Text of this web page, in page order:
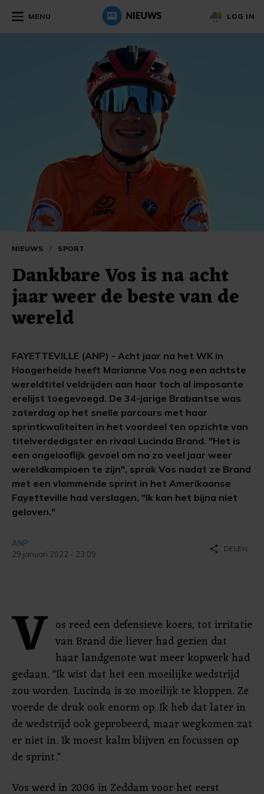
MENU LOG IN
NIEUWS / SPORT
Dankbare Vos is na acht
jaar weer de beste van de
wereld
FAYETTEVILLE (ANP) - Acht jaar na het WK in
Hoogerheide heeft Marianne Vos nog een achtste
wereldtitel veldrijden aan haar toch al imposante
erelijst toegevoegd. De 34-jarige Brabantse was
zaterdag op het snelle parcours met haar
sprintkwaliteiten in het voordeel ten opzichte van
titelverdedigster en rivaal Lucinda Brand. "Het is
een ongelooflijk gevoel om na zo veel jaar weer
wereldkampioen te zijn", sprak Vos nadat ze Brand
met een vlammende sprint in het Amerikaanse
Fayetteville had verslagen. "Ik kan het bijna niet
geloven."
ANP
29 januari 2022 - 23:09
share DELEN
V os reed een defensieve koers, tot irritatie
van Brand die liever had gezien dat
haar landgenote wat meer kopwerk had
gedaan. "Ik wist dat het een moeilijke wedstrijd
zou worden. Lucinda is zo moeilijk te kloppen. Ze
voerde de druk ook enorm op. Ik heb dat later in
de wedstrijd ook geprobeerd, maar wegkomen zat
er niet in. Ik moest kalm blijven en focussen op
de sprint."
Vos werd in 2006 in Zeddam voor het eerst